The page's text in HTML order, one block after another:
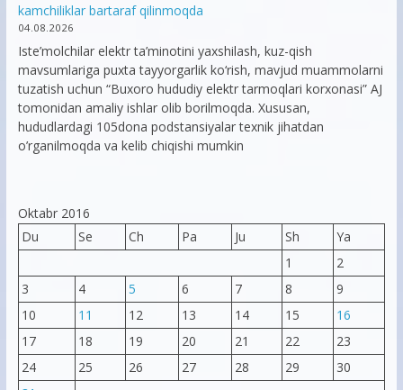
kamchiliklar bartaraf qilinmoqda
04.08.2026
Iste’molchilar elektr ta’minotini yaxshilash, kuz-qish
mavsumlariga puxta tayyorgarlik ko‘rish, mavjud muammolarni
tuzatish uchun “Buxoro hududiy elektr tarmoqlari korxonasi” AJ
tomonidan amaliy ishlar olib borilmoqda. Xususan,
hududlardagi 105dona podstansiyalar texnik jihatdan
o’rganilmoqda va kelib chiqishi mumkin
Oktabr 2016
Du
Se Ch Pa Ju Sh
Ya
1
2
3
4 5 6 7 8
9
10
11 12 13 14 15
16
17
18 19 20 21 22
23
24
25 26 27 28 29
30